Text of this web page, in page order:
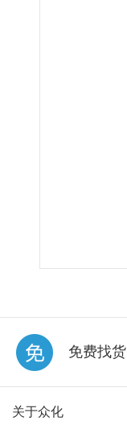
免费找货
关于众化